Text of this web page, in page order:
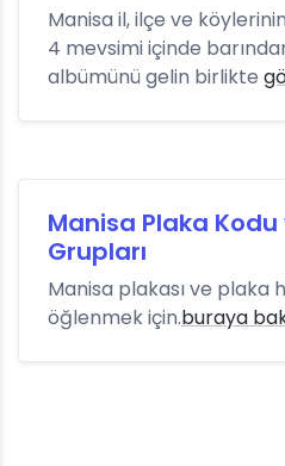
Manisa il, ilçe ve
4 mevsimi içinde
albümünü gelin birlikte
Manisa Plaka
Grupları
Manisa plakası ve plaka
öğlenmek için.buraya